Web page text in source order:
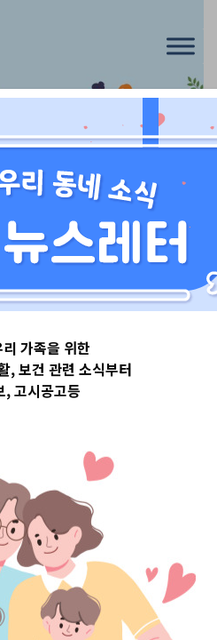
시동작
및 주간
2023-11-22
admin
가족을 위한
, 보건 관련 소식부터
, 고시공고등